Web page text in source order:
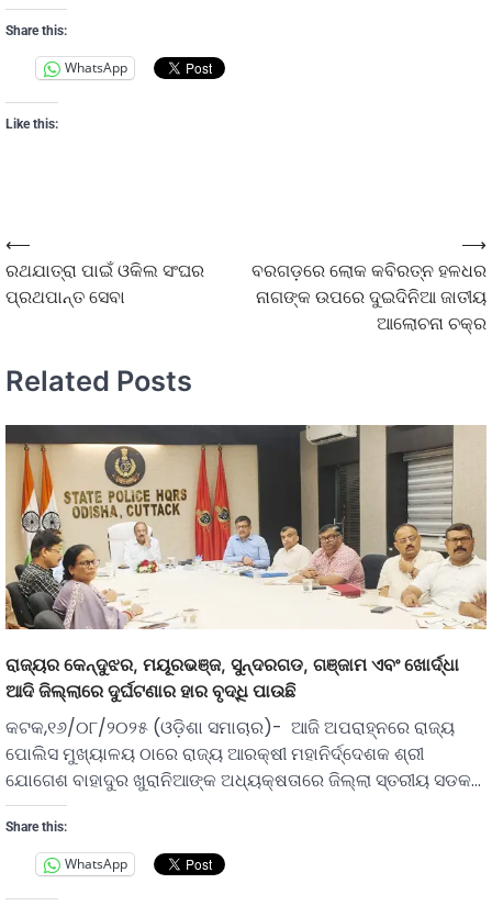
Share this:
WhatsApp
Like this:
⟵
ରଥଯାତ୍ରା ପାଇଁ ଓକିଲ ସଂଘର
ପ୍ରଥପାନ୍ତ ସେବା
ବରଗଡ଼ରେ ଲୋକ କବିରତ୍ନ ହଳଧର
ନାଗଙ୍କ ଉପରେ ଦୁଇଦିନିଆ ଜାତୀୟ
ଆଲୋଚନା ଚକ୍ର
⟶
Related Posts
ରାଜ୍ୟର କେନ୍ଦୁଝର, ମୟୂରଭଞ୍ଜ, ସୁନ୍ଦରଗଡ, ଗଞ୍ଜାମ ଏବଂ ଖୋର୍ଦ୍ଧା
ଆଦି ଜିଲ୍ଲାରେ ଦୁର୍ଘଟଣାର ହାର ବୃଦ୍ଧି ପାଉଛି
କଟକ,୧୬/୦୮/୨୦୨୫ (ଓଡ଼ିଶା ସମାଚାର)- ଆଜି ଅପରାହ୍ନରେ ରାଜ୍ୟ
ପୋଲିସ ମୁଖ୍ୟାଳୟ ଠାରେ ରାଜ୍ୟ ଆରକ୍ଷୀ ମହାନିର୍ଦ୍ଦେଶକ ଶ୍ରୀ
ଯୋଗେଶ ବାହାଦୁର ଖୁରାନିଆଙ୍କ ଅଧ୍ୟକ୍ଷତାରେ ଜିଲ୍ଲା ସ୍ତରୀୟ ସଡକ…
Share this:
WhatsApp